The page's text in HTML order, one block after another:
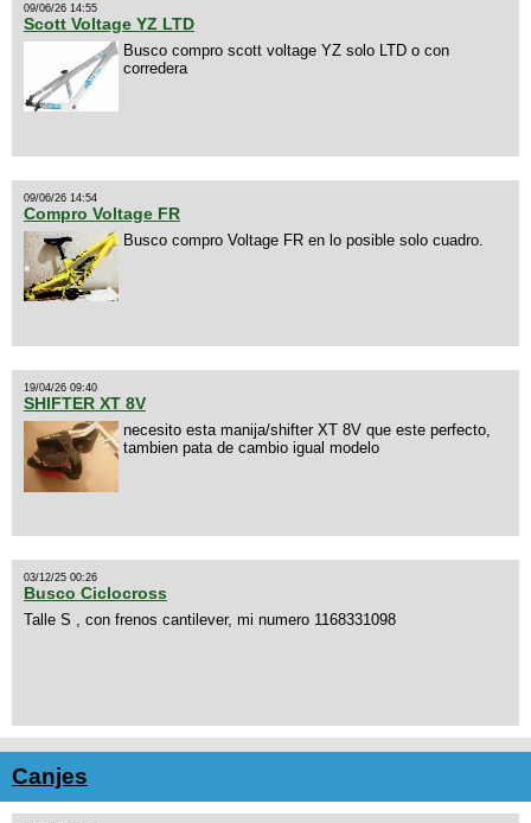
09/06/26 14:55
Scott Voltage YZ LTD
Busco compro scott voltage YZ solo LTD o con
corredera
09/06/26 14:54
Compro Voltage FR
Busco compro Voltage FR en lo posible solo cuadro.
19/04/26 09:40
SHIFTER XT 8V
necesito esta manija/shifter XT 8V que este perfecto,
tambien pata de cambio igual modelo
03/12/25 00:26
Busco Ciclocross
Talle S , con frenos cantilever, mi numero 1168331098
Canjes